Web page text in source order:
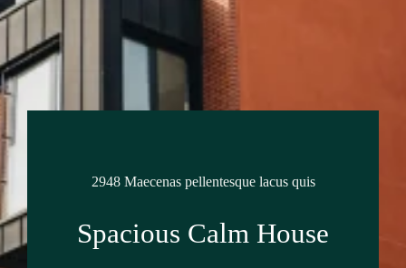
2948 Maecenas pellentesque lacus quis
Spacious Calm House